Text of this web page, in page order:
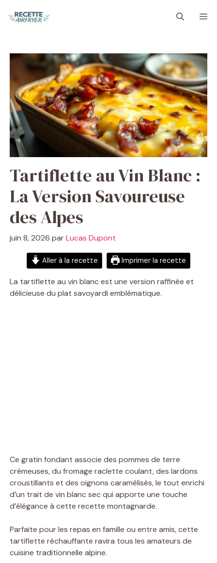
Tartiflette au Vin Blanc :
La Version Savoureuse
des Alpes
juin 8, 2026 parLucas Dupont
Aller à la recette Imprimer la recette
La tartiflette au vin blanc est une version raffinée et
délicieuse du plat savoyardi emblématique.
Ce gratin fondant associe des pommes de terre
crémeuses, du fromage raclette coulant, des lardons
croustillants et des oignons caramélisés, le tout enrichi
d’un trait de vin blanc sec qui apporte une touche
d’élégance à cette recette montagnarde.
Parfaite pour les repas en famille ou entre amis, cette
tartiflette réchauffante ravira tous les amateurs de
cuisine traditionnelle alpine.